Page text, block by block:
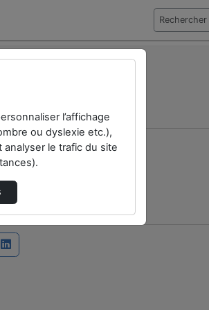
l’affichage
ou dyslexie etc.),
le trafic du site